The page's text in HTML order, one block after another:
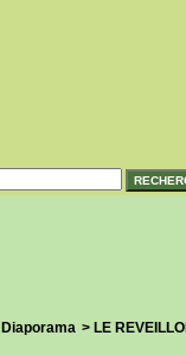
Diaporama > LE